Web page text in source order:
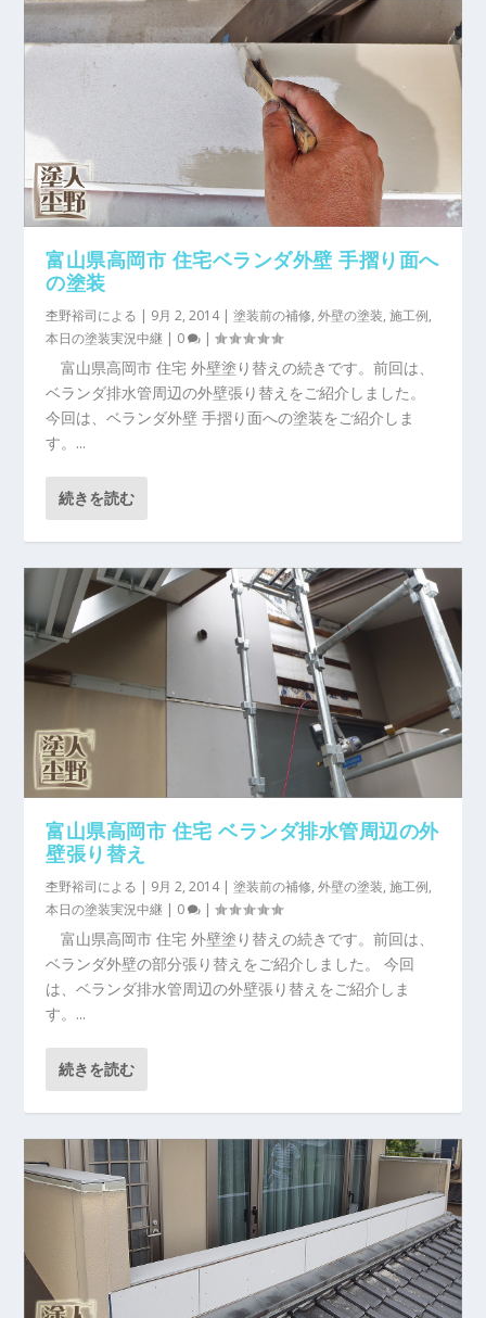
富山県高岡市 住宅ベランダ外壁 手摺り面へ
の塗装
杢野裕司による | 9月 2, 2014|塗装前の補修,外壁の塗装,施工例,
本日の塗装実況中継 | 0 |
富山県高岡市 住宅 外壁塗り替えの続きです。前回は、
ベランダ排水管周辺の外壁張り替えをご紹介しました。
今回は、ベランダ外壁 手摺り面への塗装をご紹介しま
す。...
続きを読む
富山県高岡市 住宅 ベランダ排水管周辺の外
壁張り替え
杢野裕司による | 9月 2, 2014|塗装前の補修,外壁の塗装,施工例,
本日の塗装実況中継 | 0 |
富山県高岡市 住宅 外壁塗り替えの続きです。前回は、
ベランダ外壁の部分張り替えをご紹介しました。 今回
は、ベランダ排水管周辺の外壁張り替えをご紹介しま
す。...
続きを読む